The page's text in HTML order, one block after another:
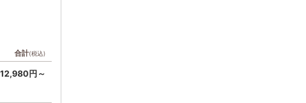
合計(税込)
12,980円～